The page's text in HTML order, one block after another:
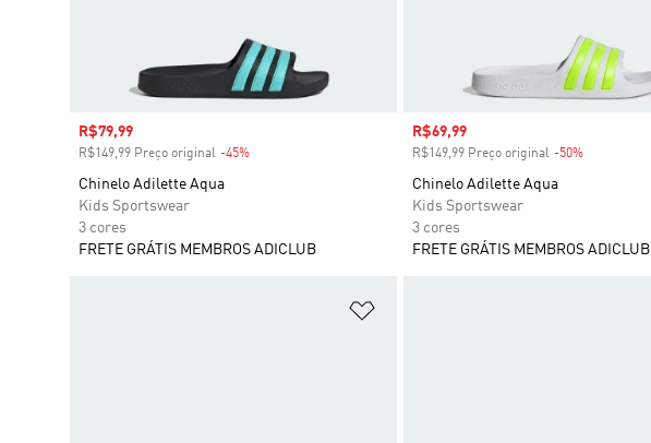
Preço com desconto
R$79,99
R$149,99 Preço original -45%
Chinelo Adilette Aqua
Kids Sportswear
3 cores
FRETE GRÁTIS MEMBROS ADICLUB
Preço com desconto
R$69,99
R$149,99 Preço original -50%Desconto
Chinelo Adilette Aqua
Kids Sportswear
3 cores
FRETE GRÁTIS MEMBROS ADICLUB